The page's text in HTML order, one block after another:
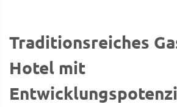
Traditionsreiches
Hotel mit